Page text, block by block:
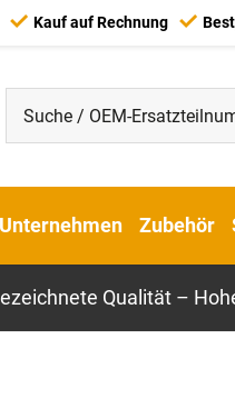
Kauf auf Rechnung
Unternehmen Zubehör
Qualität –